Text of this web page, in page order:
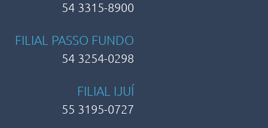
54 3315-8900
FILIAL PASSO FUNDO
54 3254-0298
FILIAL IJUÍ
55 3195-0727